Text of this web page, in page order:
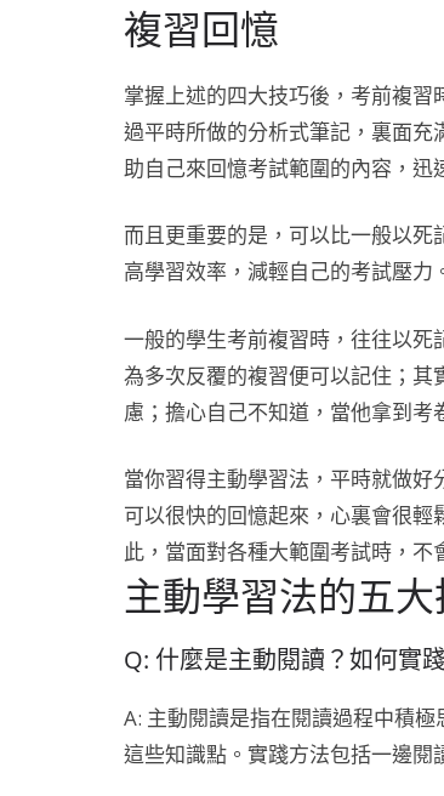
複習回憶
掌握上述的四大技巧後，考前複
過平時所做的分析式筆記，裏面
助自己來回憶考試範圍的內容，迅
而且更重要的是，可以比一般以
高學習效率，減輕自己的考試壓力
一般的學生考前複習時，往往以
為多次反覆的複習便可以記住；
慮；擔心自己不知道，當他拿到考
當你習得主動學習法，平時就做
可以很快的回憶起來，心裏會很
此，當面對各種大範圍考試時，
主動學習法的五大
Q: 什麼是主動閱讀？如何實
A: 主動閱讀是指在閱讀過程中積
這些知識點。實踐方法包括一邊閱